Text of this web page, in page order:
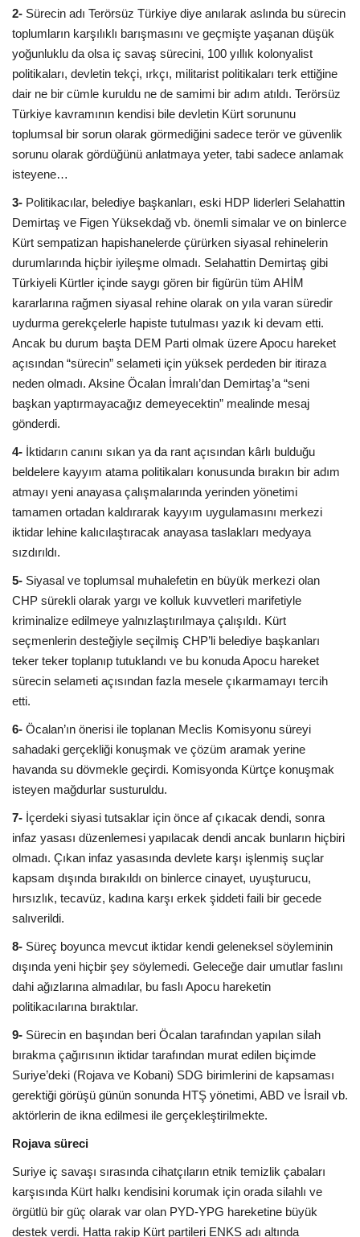
2- Sürecin adı Terörsüz Türkiye diye anılarak aslında bu sürecin
toplumların karşılıklı barışmasını ve geçmişte yaşanan düşük
yoğunluklu da olsa iç savaş sürecini, 100 yıllık kolonyalist
politikaları, devletin tekçi, ırkçı, militarist politikaları terk ettiğine
dair ne bir cümle kuruldu ne de samimi bir adım atıldı. Terörsüz
Türkiye kavramının kendisi bile devletin Kürt sorununu
toplumsal bir sorun olarak görmediğini sadece terör ve güvenlik
sorunu olarak gördüğünü anlatmaya yeter, tabi sadece anlamak
isteyene…
3- Politikacılar, belediye başkanları, eski HDP liderleri Selahattin
Demirtaş ve Figen Yüksekdağ vb. önemli simalar ve on binlerce
Kürt sempatizan hapishanelerde çürürken siyasal rehinelerin
durumlarında hiçbir iyileşme olmadı. Selahattin Demirtaş gibi
Türkiyeli Kürtler içinde saygı gören bir figürün tüm AHİM
kararlarına rağmen siyasal rehine olarak on yıla varan süredir
uydurma gerekçelerle hapiste tutulması yazık ki devam etti.
Ancak bu durum başta DEM Parti olmak üzere Apocu hareket
açısından “sürecin” selameti için yüksek perdeden bir itiraza
neden olmadı. Aksine Öcalan İmralı’dan Demirtaş’a “seni
başkan yaptırmayacağız demeyecektin” mealinde mesaj
gönderdi.
4- İktidarın canını sıkan ya da rant açısından kârlı bulduğu
beldelere kayyım atama politikaları konusunda bırakın bir adım
atmayı yeni anayasa çalışmalarında yerinden yönetimi
tamamen ortadan kaldırarak kayyım uygulamasını merkezi
iktidar lehine kalıcılaştıracak anayasa taslakları medyaya
sızdırıldı.
5- Siyasal ve toplumsal muhalefetin en büyük merkezi olan
CHP sürekli olarak yargı ve kolluk kuvvetleri marifetiyle
kriminalize edilmeye yalnızlaştırılmaya çalışıldı. Kürt
seçmenlerin desteğiyle seçilmiş CHP’li belediye başkanları
teker teker toplanıp tutuklandı ve bu konuda Apocu hareket
sürecin selameti açısından fazla mesele çıkarmamayı tercih
etti.
6- Öcalan’ın önerisi ile toplanan Meclis Komisyonu süreyi
sahadaki gerçekliği konuşmak ve çözüm aramak yerine
havanda su dövmekle geçirdi. Komisyonda Kürtçe konuşmak
isteyen mağdurlar susturuldu.
7- İçerdeki siyasi tutsaklar için önce af çıkacak dendi, sonra
infaz yasası düzenlemesi yapılacak dendi ancak bunların hiçbiri
olmadı. Çıkan infaz yasasında devlete karşı işlenmiş suçlar
kapsam dışında bırakıldı on binlerce cinayet, uyuşturucu,
hırsızlık, tecavüz, kadına karşı erkek şiddeti faili bir gecede
salıverildi.
8- Süreç boyunca mevcut iktidar kendi geleneksel söyleminin
dışında yeni hiçbir şey söylemedi. Geleceğe dair umutlar faslını
dahi ağızlarına almadılar, bu faslı Apocu hareketin
politikacılarına bıraktılar.
9- Sürecin en başından beri Öcalan tarafından yapılan silah
bırakma çağırısının iktidar tarafından murat edilen biçimde
Suriye’deki (Rojava ve Kobani) SDG birimlerini de kapsaması
gerektiği görüşü günün sonunda HTŞ yönetimi, ABD ve İsrail vb.
aktörlerin de ikna edilmesi ile gerçekleştirilmekte.
Rojava süreci
Suriye iç savaşı sırasında cihatçıların etnik temizlik çabaları
karşısında Kürt halkı kendisini korumak için orada silahlı ve
örgütlü bir güç olarak var olan PYD-YPG hareketine büyük
destek verdi. Hatta rakip Kürt partileri ENKS adı altında